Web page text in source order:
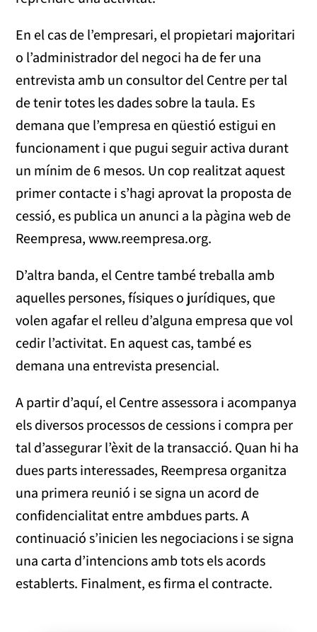
En el cas de l’empresari, el propietari majoritari
o l’administrador del negoci ha de fer una
entrevista amb un consultor del Centre per tal
de tenir totes les dades sobre la taula. Es
demana que l’empresa en qüestió estigui en
funcionament i que pugui seguir activa durant
un mínim de 6 mesos. Un cop realitzat aquest
primer contacte i s’hagi aprovat la proposta de
cessió, es publica un anunci a la pàgina web de
Reempresa, www.reempresa.org.
D’altra banda, el Centre també treballa amb
aquelles persones, físiques o jurídiques, que
volen agafar el relleu d’alguna empresa que vol
cedir l’activitat. En aquest cas, també es
demana una entrevista presencial.
A partir d’aquí, el Centre assessora i acompanya
els diversos processos de cessions i compra per
tal d’assegurar l’èxit de la transacció. Quan hi ha
dues parts interessades, Reempresa organitza
una primera reunió i se signa un acord de
confidencialitat entre ambdues parts. A
continuació s’inicien les negociacions i se signa
una carta d’intencions amb tots els acords
establerts. Finalment, es firma el contracte.